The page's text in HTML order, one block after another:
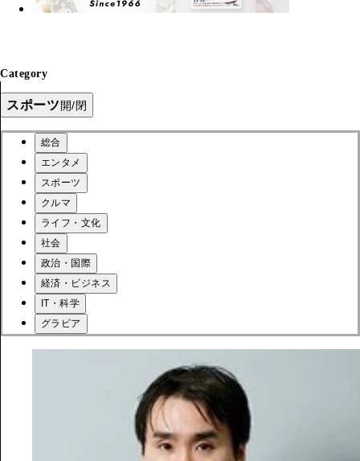
Category
スポーツ開/閉
総合
エンタメ
スポーツ
クルマ
ライフ・文化
社会
政治・国際
経済・ビジネス
IT・科学
グラビア